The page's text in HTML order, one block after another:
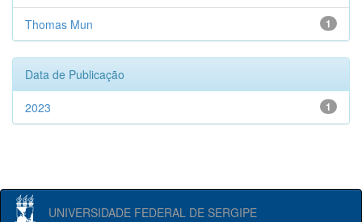
1
Thomas Mun
Data de Publicação
1
2023
UNIVERSIDADE FEDERAL DE SERGIPE